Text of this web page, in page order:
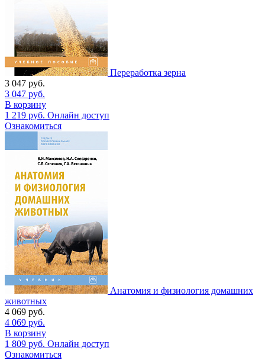
Переработка зерна
3 047 руб.
3 047 руб.
В корзину
1 219 руб. Онлайн доступ
Ознакомиться
Анатомия и физиология домашних
животных
4 069 руб.
4 069 руб.
В корзину
1 809 руб. Онлайн доступ
Ознакомиться